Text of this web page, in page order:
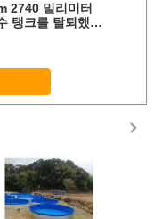
2740 밀리미터
탱크를 탈퇴했습